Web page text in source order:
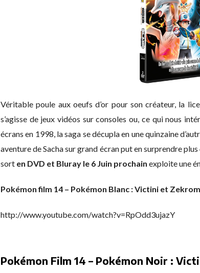
Véritable poule aux oeufs d’or pour son créateur, la
s’agisse de jeux vidéos sur consoles ou, ce qui nous
écrans en 1998, la saga se décupla en une quinzaine
aventure de Sacha sur grand écran put en surprendre plus
sort en DVD et Bluray le 6 Juin prochain exploite une
Pokémon film 14 – Pokémon Blanc : Victini et
http://www.youtube.com/watch?v=RpOdd3ujazY
Pokémon Film 14 – Pokémon Noir :